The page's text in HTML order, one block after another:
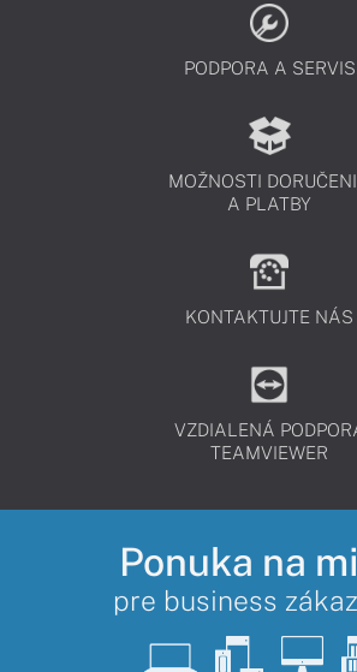
PODPORA A SERVIS
MOŽNOSTI
A PLATBY
KONTAKTUJTE NÁS
VZDIALENÁ
TEAMVIEWER
Ponuka na
pre business